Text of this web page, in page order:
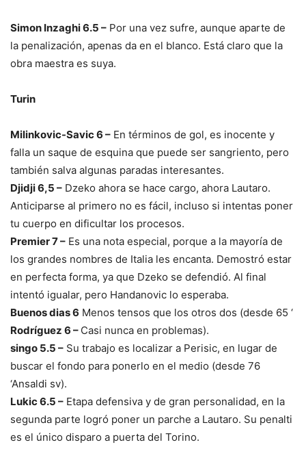
Simon Inzaghi 6.5 – Por una vez sufre, aunque aparte de
la penalización, apenas da en el blanco. Está claro que la
obra maestra es suya.
Turin
Milinkovic-Savic 6 – En términos de gol, es inocente y
falla un saque de esquina que puede ser sangriento, pero
también salva algunas paradas interesantes.
Djidji 6,5 – Dzeko ahora se hace cargo, ahora Lautaro.
Anticiparse al primero no es fácil, incluso si intentas poner
tu cuerpo en dificultar los procesos.
Premier 7 – Es una nota especial, porque a la mayoría de
los grandes nombres de Italia les encanta. Demostró estar
en perfecta forma, ya que Dzeko se defendió. Al final
intentó igualar, pero Handanovic lo esperaba.
Buenos dias 6 Menos tensos que los otros dos (desde 65 ‘
Rodríguez 6 – Casi nunca en problemas).
singo 5.5 – Su trabajo es localizar a Perisic, en lugar de
buscar el fondo para ponerlo en el medio (desde 76
‘Ansaldi sv).
Lukic 6.5 – Etapa defensiva y de gran personalidad, en la
segunda parte logró poner un parche a Lautaro. Su penalti
es el único disparo a puerta del Torino.